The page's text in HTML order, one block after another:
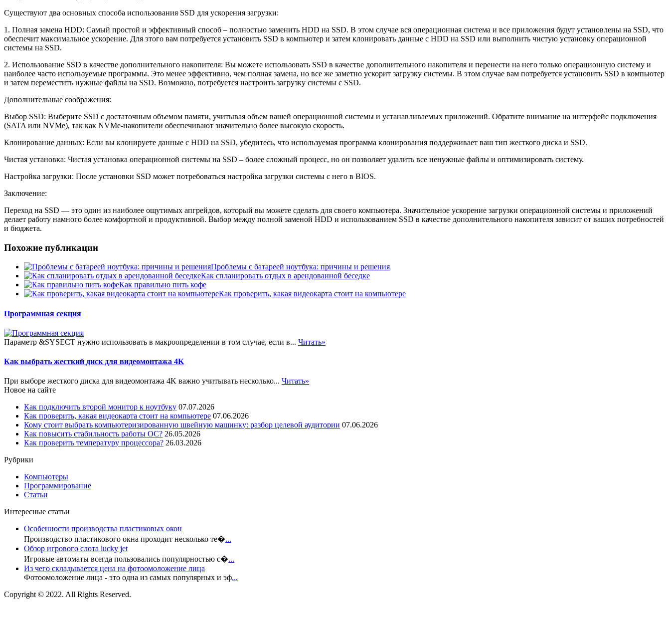
Существуют два основных способа использования SSD для ускорения загрузки:
1. Полная замена HDD: Самый простой и эффективный способ – полностью заменить HDD на SSD. В этом случае вся операционная система и все приложения будут установлены на SSD, что
обеспечит максимальное ускорение. Для этого вам потребуется установить SSD в компьютер и затем клонировать данные с HDD на SSD или выполнить чистую установку операционной
системы на SSD.
2. Использование SSD в качестве дополнительного накопителя: Вы можете использовать SSD в качестве дополнительного накопителя и перенести на него только операционную систему и
наиболее часто используемые программы. Это менее эффективно, чем полная замена, но все же заметно ускорит загрузку системы. В этом случае вам потребуется установить SSD в компьютер
и затем переместить нужные файлы на SSD. Возможно, потребуется настроить загрузку системы с SSD.
Дополнительные соображения:
Выбор SSD: Выберите SSD с достаточным объемом памяти, учитывая объем вашей операционной системы и устанавливаемых приложений. Обратите внимание на интерфейс подключения
(SATA или NVMe), так как NVMe-накопители обеспечивают значительно более высокую скорость.
Клонирование данных: Если вы клонируете данные с HDD на SSD, убедитесь, что используемая программа клонирования поддерживает ваш тип жесткого диска и SSD.
Чистая установка: Чистая установка операционной системы на SSD – более сложный процесс, но он позволяет удалить все ненужные файлы и оптимизировать систему.
Настройка загрузки: После установки SSD может потребоваться настройка загрузки системы с него в BIOS.
Заключение:
Переход на SSD — это один из наиболее ощутимых апгрейдов, который вы можете сделать для своего компьютера. Значительное ускорение загрузки операционной системы и приложений
делает работу намного более комфортной и продуктивной. Выбор между полной заменой HDD и использованием SSD в качестве дополнительного накопителя зависит от ваших потребностей
и бюджета.
Похожие публикации
Проблемы с батареей ноутбука: причины и решения
Как спланировать отдых в арендованной беседке
Как правильно пить кофе
Как проверить, какая видеокарта стоит на компьютере
Программная секция
Параметр &SYSECT нужно использовать в макроопределении в том случае, если в... Читать»
Как выбрать жесткий диск для видеомонтажа 4K
При выборе жесткого диска для видеомонтажа 4K важно учитывать несколько... Читать»
Новое на сайте
Как подключить второй монитор к ноутбуку 07.07.2026
Как проверить, какая видеокарта стоит на компьютере 07.06.2026
Кому стоит выбрать компьютеризированную швейную машинку: разбор целевой аудитории 07.06.2026
Как повысить стабильность работы ОС? 26.05.2026
Как проверить температуру процессора? 26.03.2026
Рубрики
Компьютеры
Программирование
Статьи
Интересные статьи
Особенности производства пластиковых окон
Производство пластикового окна проходит несколько те�...
Обзор игрового слота lucky jet
Игровые автоматы всегда пользовались популярностью с�...
Из чего складывается цена на фотоомоложение лица
Фотоомоложение лица - это одна из самых популярных и эф...
Copyright © 2022. All Rights Reserved.